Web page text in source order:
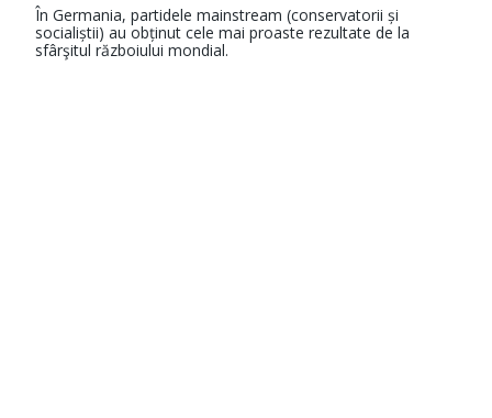
În Germania, partidele mainstream (conservatorii și
socialiștii) au obținut cele mai proaste rezultate de la
sfârşitul războiului mondial.